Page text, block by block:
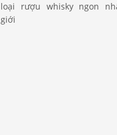
loại rượu whisky ngon
giới